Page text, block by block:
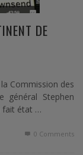
DE
Commission des
général Stephen
fait état …
0 Comments